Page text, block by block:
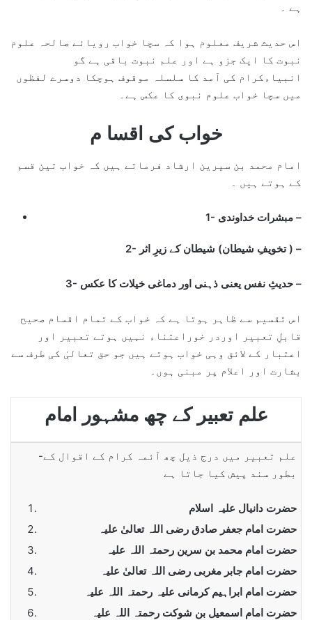
ہے ۔
اس حدیث شریف معلوم ہوا کہ سچا خواب رویائے صالحہ علوم
نبوت کا ایک جزو ہے اور علم نبوت باقی ہے گو
انبیاءکرام کی آمد کا سلسلہ موقوف ہوچکا دوسرے لفظوں
میں سچا خواب علوم نبوی کا عکس ہے۔
خواب کی اقسا م
امام محمد بن سیرین ارشاد فرماتے ہیں کہ خواب تین قسم
کے ہوتے ہیں ۔
1- مبشرات خداوندی –
2- تخویفِ شیطان) شیطان کے زیرِ اثر ) –
3- حدیثِ نفس یعنی ذہنی اور دماغی خیلات کا عکس –
اس تقسیم سے ظاہر ہوتا ہے کہ خواب کے تمام اقسام صحیح
قابلِ تعبیر اوردر خوراعتناء نہیں ہوتے تعبیر اور
اعتبار کے لائق وہی خواب ہوتے ہیں جو حق تعالیٰ کی طرف سے
بشارت اور اعلام پر مبنی ہوں۔
علم تعبیر کے چھ مشہور امام
-علم تعبیر میں درج ذیل چھ آئمہ کرام کے اقوال کے
بطور سند پیش کیا جاتا ہے
حضرت دانیال علیہ اسلام
حضرت امام جعفر صادق رضی اللہ تعالیٰ علیہ
حضرت امام محمد بن سرین رحمتہ اللہ علیہ
حضرت امام جابر مغربی رضی اللہ تعالیٰ علیہ
حضرت امام ابراہیم کرمانی علیہ رحمتہ اللہ علیہ
حضرت امام اسمعیل بن شوکت رحمتہ اللہ علیہ